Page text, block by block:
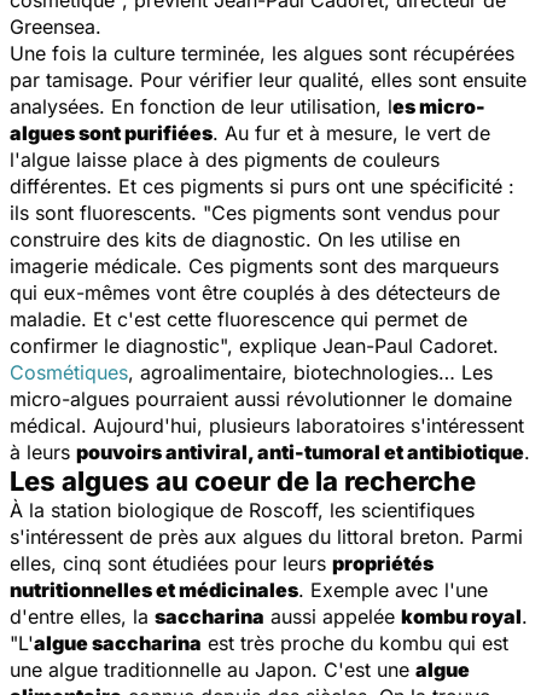
Greensea.
Une fois la culture terminée, les algues sont récupérées
par tamisage. Pour vérifier leur qualité, elles sont ensuite
analysées. En fonction de leur utilisation, les micro-
algues sont purifiées. Au fur et à mesure, le vert de
l'algue laisse place à des pigments de couleurs
différentes. Et ces pigments si purs ont une spécificité :
ils sont fluorescents. "Ces pigments sont vendus pour
construire des kits de diagnostic. On les utilise en
imagerie médicale. Ces pigments sont des marqueurs
qui eux-mêmes vont être couplés à des détecteurs de
maladie. Et c'est cette fluorescence qui permet de
confirmer le diagnostic", explique Jean-Paul Cadoret.
Cosmétiques, agroalimentaire, biotechnologies… Les
micro-algues pourraient aussi révolutionner le domaine
médical. Aujourd'hui, plusieurs laboratoires s'intéressent
à leurs pouvoirs antiviral, anti-tumoral et antibiotique.
Les algues au coeur de la recherche
À la station biologique de Roscoff, les scientifiques
s'intéressent de près aux algues du littoral breton. Parmi
elles, cinq sont étudiées pour leurs propriétés
nutritionnelles et médicinales. Exemple avec l'une
d'entre elles, la saccharina aussi appelée kombu royal.
"L'algue saccharina est très proche du kombu qui est
une algue traditionnelle au Japon. C'est une algue